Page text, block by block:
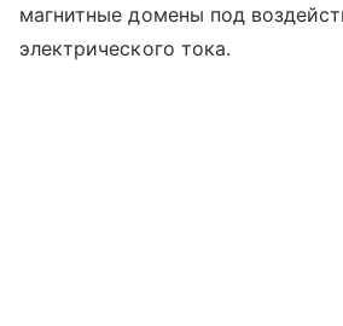
магнитные домены под
электрического тока.